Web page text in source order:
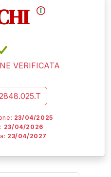
VERIFICATA
23/04/2025
23/04/2026
23/04/2027